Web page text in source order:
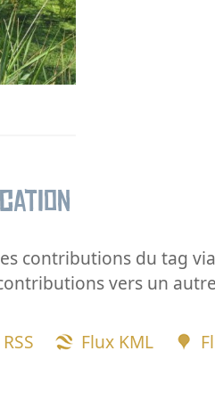
contributions du tag
vers un
Flux KML